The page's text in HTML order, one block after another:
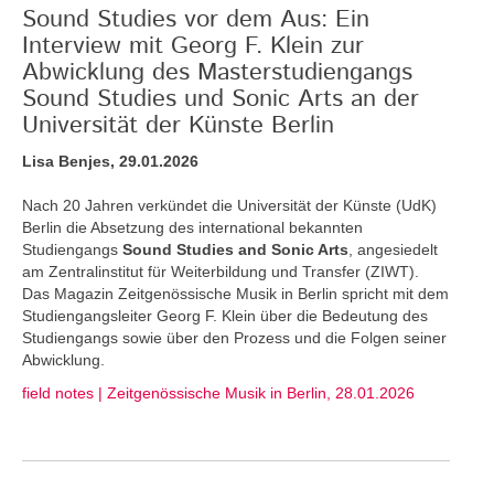
Sound Studies vor dem Aus: Ein
Interview mit Georg F. Klein zur
Abwicklung des Masterstudiengangs
Sound Studies und Sonic Arts an der
Universität der Künste Berlin
Lisa Benjes, 29.01.2026
Nach 20 Jahren verkündet die Universität der Künste (UdK)
Berlin die Absetzung des international bekannten
Studiengangs Sound Studies and Sonic Arts , angesiedelt
am Zentralinstitut für Weiterbildung und Transfer (ZIWT).
Das Magazin Zeitgenössische Musik in Berlin spricht mit dem
Studiengangsleiter Georg F. Klein über die Bedeutung des
Studiengangs sowie über den Prozess und die Folgen seiner
Abwicklung.
field notes | Zeitgenössische Musik in Berlin, 28.01.2026